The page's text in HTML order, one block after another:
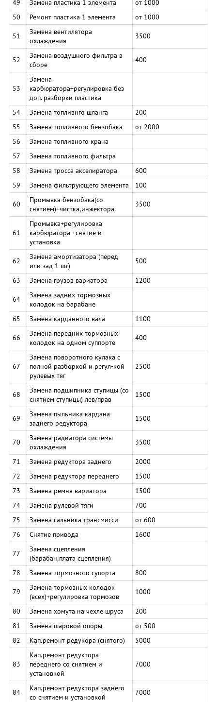
49 Замена пластика 1 элемента
от 1000
50
Ремонт пластика 1 элемента от 1000
51
Замена вентилятора
охлаждения
3500
52
Замена воздушного фильтра в
сборе
400
53
Замена
карбюратора+регулировка без
доп. разборки пластика
54
Замена топливнго шланга
200
55
Замена топливного бензобака
от 2000
56
Замена топливного крана
57
Замена топливного фильтра
58
Замена тросса акселиратора
600
59
Замена фильтрующего элемента 100
60
Промывка бензобака(со
снятием)+чистка,инжектора
3500
61
Промывка+регулировка
карбюратора +снятие и
установка
62
Замена амортизатора (перед
или зад 1 шт)
500
63 Замена грузов вариатора 1200
64
Замена задних тормозных
колодок на барабане
65
Замена карданного вала 1100
66
Замена передних тормозных
колодок на одном суппорте
400
67
Замена поворотного кулака с
полной разборкой и регул-кой
рулевых тяг
2500
68
Замена подшипника ступицы (со
снятием ступицы) лев/прав
1500
69
Замена пыльника кардана
заднего редуктора
1500
70
Замена радиатора системы
охлаждения
3500
71 Замена редуктора заднего
2000
72
Замена редуктора переднего
1500
73
Замена ремня вариатора
1500
74
Замена рулевой тяги
700
75
Замена сальника трансмисси
от 600
76
Снятие привода 1600
77
Замена сцепления
(барабан,плата сцепления)
78
Замена тормозного супорта 800
79
Замена тормозных колодок
(всех)+регулировка тормозов
1000
80 Замена хомута на чехле шруса
200
81
Замена шаровой опоры
от 500
82
Кап.ремонт редукора (снятого) 5000
83
Кап.ремонт редуктора
переднего со снятием и
установкой
7000
84
Кап.ремонт редуктора заднего
со снятием и установкой
7000